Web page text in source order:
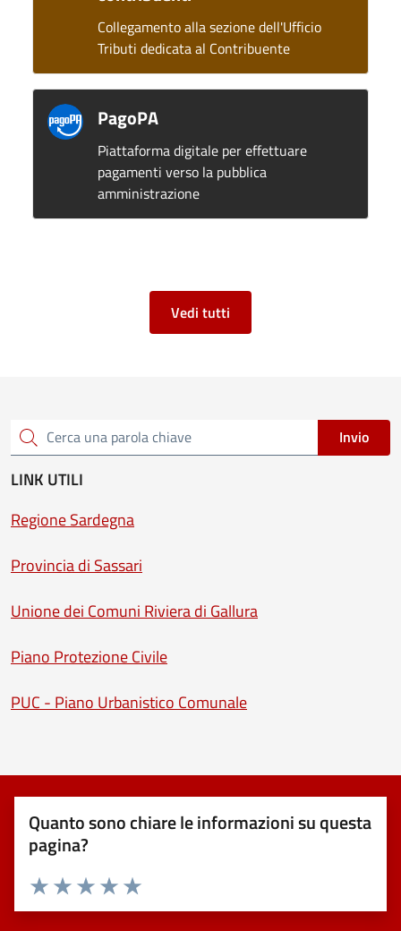
Collegamento alla sezione dell'Ufficio
Tributi dedicata al Contribuente
PagoPA
Piattaforma digitale per effettuare
pagamenti verso la pubblica
amministrazione
Vedi tutti
Cerca una parola chiave Invio
LINK UTILI
Regione Sardegna
Provincia di Sassari
Unione dei Comuni Riviera di Gallura
Piano Protezione Civile
PUC - Piano Urbanistico Comunale
Quanto sono chiare le informazioni su questa
pagina?
Valuta 5 stelle su 5
Valuta 4 stelle su 5
Valuta 3 stelle su 5
Valuta 2 stelle su 5
Valuta 1 stelle su 5